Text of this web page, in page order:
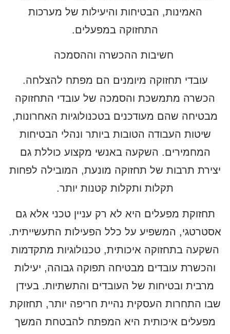
האמינות, הבטיחות והיעילות של מערכות
התחזוקה במפעלים.
חשיבות ההכשרה וההסמכה
עובדי תחזוקה מיומנים הם מפתח להצלחה.
הכשרה מתמשכת והסמכה של עובדי התחזוקה
מבטיחה שהם מעודכנים בטכנולוגיות האחרונות,
שיטות העבודה הטובות ביותר ונהלי הבטיחות
המחמירים. השקעה באנשי מקצוע כוללת גם
יצירת תרבות של תחזוקה מונעת, המובילה לפחות
תקלות ותקלות קטנות יותר.
תחזוקת מפעלים היא לא רק עניין טכני אלא גם
אסטרטגי, המשפיע על כלל הפעילות התעשייתית.
השקעה בתחזוקה איכותית, טכנולוגיות מתקדמות
והכשרת עובדים מבטיחה תפוקה גבוהה, יעילות
מרבית ובטיחות של העובדים והתשתיות. בעידן
שבו התחרות העסקית נהיית חריפה יותר, תחזוקת
מפעלים איכותית היא המפתח להבטחת המשך